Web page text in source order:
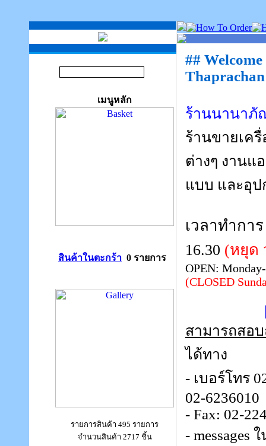
เมนูหลัก
สินค้าในตะกร้า 0 รายการ
รายการสินค้า 495 รายการ
จำนวนสินค้า 2717 ชิ้น
##
ร้านนานาภั
ร้านขายเค
ต่างๆ งานแ
แบบ และอุ
เวลาทำกา
16.30 (หยุด
OPEN:
(CLOSED
สามารถสอ
ได้ทาง
- เบอร์โทร
02-6236010
- Fax: 02-
- messages